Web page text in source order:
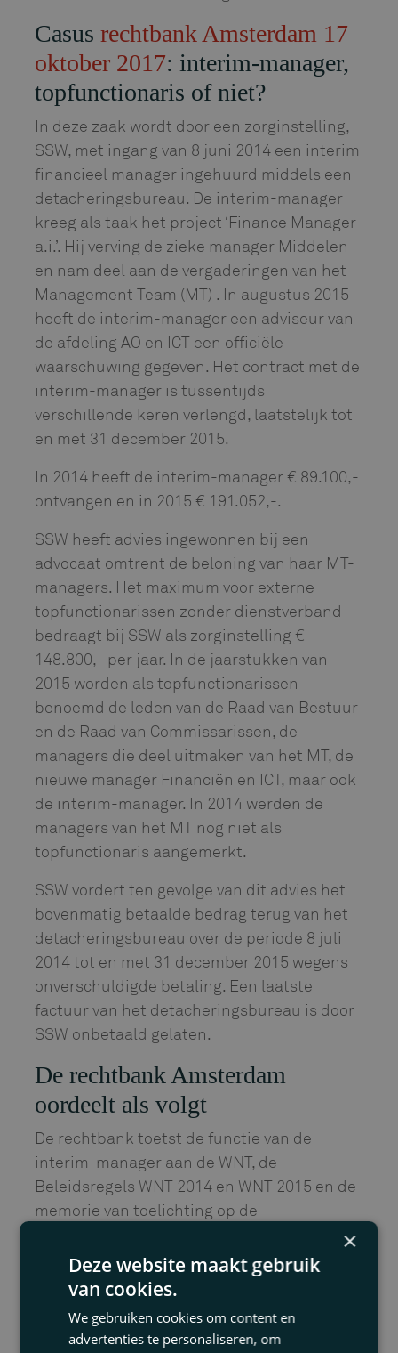
Casus rechtbank Amsterdam 17
oktober 2017: interim-manager,
topfunctionaris of niet?
In deze zaak wordt door een zorginstelling,
SSW, met ingang van 8 juni 2014 een interim
financieel manager ingehuurd middels een
detacheringsbureau. De interim-manager
kreeg als taak het project ‘Finance Manager
a.i.’. Hij verving de zieke manager Middelen
en nam deel aan de vergaderingen van het
Management Team (MT) . In augustus 2015
heeft de interim-manager een adviseur van
de afdeling AO en ICT een officiële
waarschuwing gegeven. Het contract met de
interim-manager is tussentijds
verschillende keren verlengd, laatstelijk tot
en met 31 december 2015.
In 2014 heeft de interim-manager € 89.100,-
ontvangen en in 2015 € 191.052,-.
SSW heeft advies ingewonnen bij een
advocaat omtrent de beloning van haar MT-
managers. Het maximum voor externe
topfunctionarissen zonder dienstverband
bedraagt bij SSW als zorginstelling €
148.800,- per jaar. In de jaarstukken van
2015 worden als topfunctionarissen
benoemd de leden van de Raad van Bestuur
en de Raad van Commissarissen, de
managers die deel uitmaken van het MT, de
nieuwe manager Financiën en ICT, maar ook
de interim-manager. In 2014 werden de
managers van het MT nog niet als
topfunctionaris aangemerkt.
SSW vordert ten gevolge van dit advies het
bovenmatig betaalde bedrag terug van het
detacheringsbureau over de periode 8 juli
2014 tot en met 31 december 2015 wegens
onverschuldigde betaling. Een laatste
factuur van het detacheringsbureau is door
SSW onbetaald gelaten.
De rechtbank Amsterdam
oordeelt als volgt
De rechtbank toetst de functie van de
interim-manager aan de WNT, de
Beleidsregels WNT 2014 en WNT 2015 en de
memorie van toelichting op de
belang de formulering in de WNT dat sprake
moet zijn van op het hoogste niveau belast
rechtspersoon of de
gehele
×
Deze website maakt gebruik
van cookies.
We gebruiken cookies om content en
advertenties te personaliseren, om